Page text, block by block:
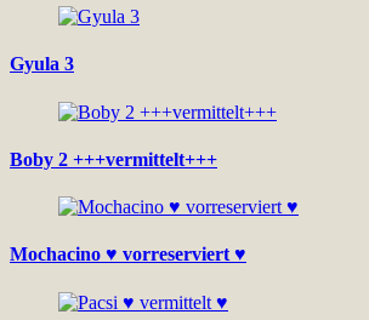
Gyula 3
Boby 2 +++vermittelt+++
Mochacino ♥ vorreserviert ♥